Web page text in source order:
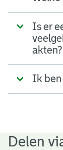
Is er
akten?
Ik ben
Delen